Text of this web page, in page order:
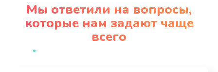
Заказать
Замена процессора телефона
Мы ответили на вопросы,
которые нам задают чаще
всего